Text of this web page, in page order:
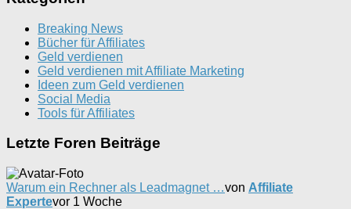
Breaking News
Bücher für Affiliates
Geld verdienen
Geld verdienen mit Affiliate Marketing
Ideen zum Geld verdienen
Social Media
Tools für Affiliates
Letzte Foren Beiträge
Warum ein Rechner als Leadmagnet …von Affiliate
Expertevor 1 Woche